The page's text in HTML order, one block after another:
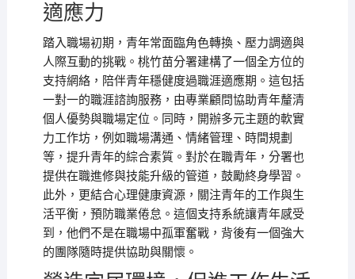
適應力
踏入職場初期，青年常面臨角色轉換、壓力調適與
人際互動的挑戰。桃竹苗分署建構了一個全方位的
支持網絡，陪伴青年穩健度過職涯適應期。這包括
一對一的職涯諮詢服務，由專業顧問協助青年釐清
個人優勢與職場定位。同時，開辦多元主題的軟實
力工作坊，例如職場溝通、情緒管理、時間規劃
等，提升青年的綜合素質。對於在職青年，分署也
提供在職進修與技能升級的管道，鼓勵終身學習。
此外，更結合心理健康資源，關注青年的工作與生
活平衡，預防職業倦怠。這個支持系統讓青年感受
到，他們不是在職場中孤軍奮戰，背後有一個強大
的團隊隨時提供協助與關懷。